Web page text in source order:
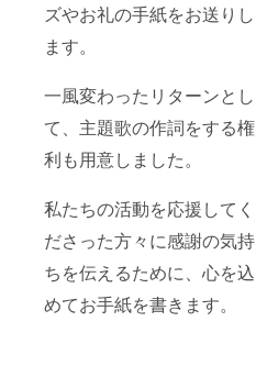
ズやお礼の手紙をお送りし
ます。
一風変わったリターンとし
て、主題歌の作詞をする権
利も用意しました。
私たちの活動を応援してく
ださった方々に感謝の気持
ちを伝えるために、心を込
めてお手紙を書きます。